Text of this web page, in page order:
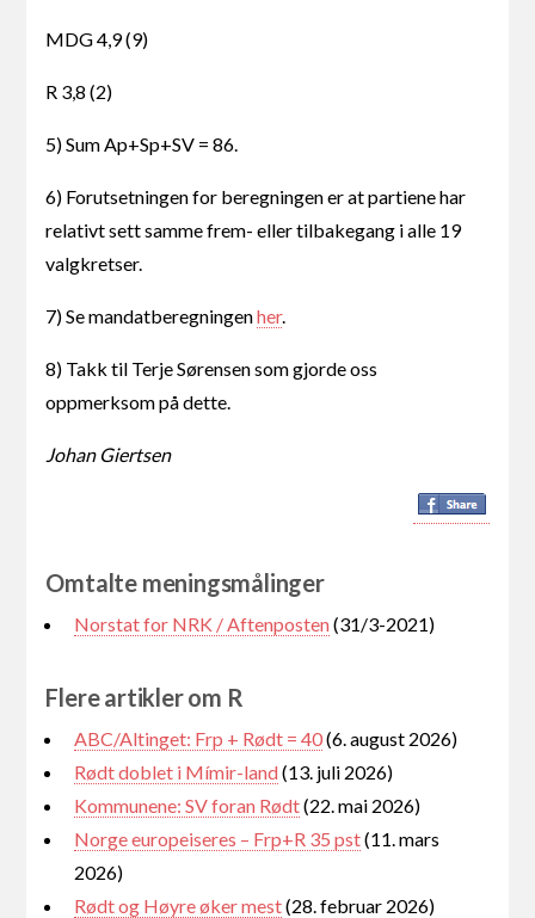
MDG 4,9 (9)
R 3,8 (2)
5) Sum Ap+Sp+SV = 86.
6) Forutsetningen for beregningen er at partiene har
relativt sett samme frem- eller tilbakegang i alle 19
valgkretser.
7) Se mandatberegningenher.
8) Takk til Terje Sørensen som gjorde oss
oppmerksom på dette.
Johan Giertsen
Omtalte meningsmålinger
Norstat for NRK / Aftenposten(31/3-2021)
Flere artikler om R
ABC/Altinget: Frp + Rødt = 40(6. august 2026)
Rødt doblet i Mímir-land(13. juli 2026)
Kommunene: SV foran Rødt(22. mai 2026)
Norge europeiseres – Frp+R 35 pst(11. mars
2026)
Rødt og Høyre øker mest(28. februar 2026)